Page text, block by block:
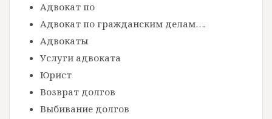
Адвокат по
Адвокат по гражданским делам….
Адвокаты
Услуги адвоката
Юрист
Возврат долгов
Выбивание долгов